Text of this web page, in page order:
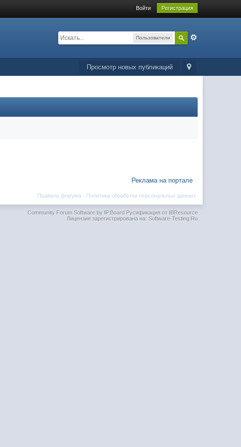
Войти Регистрация
Пользователи
Просмотр новых публикаций
Реклама на портале
Политика обработки персональных данных
Правила форума ·
Community Forum Software by IP.BoardРусификация от IBResource
Лицензия зарегистрирована на: Software-Testing.Ru